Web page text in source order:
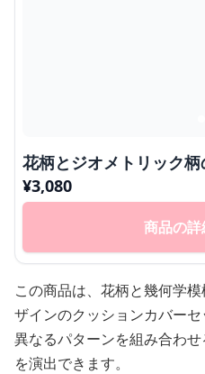
花柄とジオメトリック
¥3,080
商品の
この商品は、花柄と幾何学
ザインのクッションカバーセ
異なるパターンを組み合わ
を演出できます。